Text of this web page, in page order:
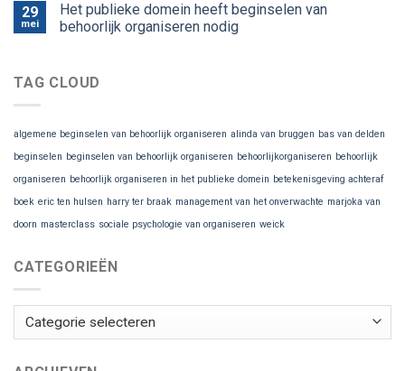
29
mei
Het publieke domein heeft beginselen van
behoorlijk organiseren nodig
TAG CLOUD
algemene beginselen van behoorlijk organiseren alinda van bruggen bas van delden
beginselen beginselen van behoorlijk organiseren behoorlijkorganiseren behoorlijk
organiseren behoorlijk organiseren in het publieke domein betekenisgeving achteraf
boek eric ten hulsen harry ter braak management van het onverwachte marjoka van
doorn masterclass sociale psychologie van organiseren weick
CATEGORIEËN
Categorieën